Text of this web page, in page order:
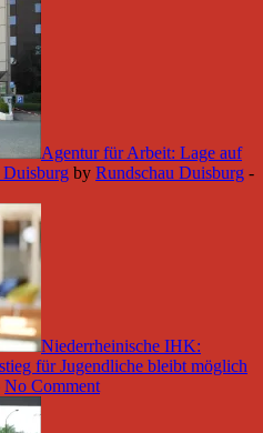
Agentur für Arbeit: Lage auf
Duisburg by Rundschau Duisburg -
Niederrheinische IHK:
für Jugendliche bleibt möglich
No Comment